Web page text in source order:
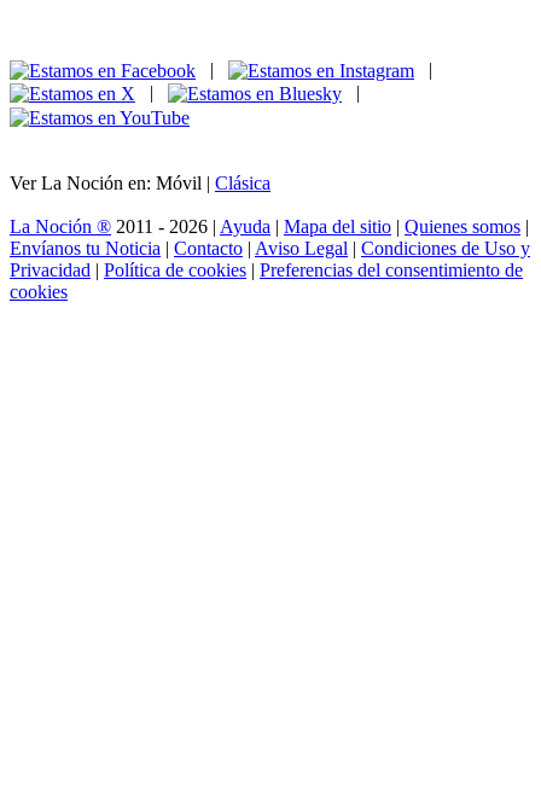
|
|
|
|
Ver La Noción en: Móvil | Clásica
La Noción ® 2011 - 2026 | Ayuda | Mapa del sitio | Quienes somos |
Envíanos tu Noticia | Contacto | Aviso Legal | Condiciones de Uso y
Privacidad | Política de cookies | Preferencias del consentimiento de
cookies